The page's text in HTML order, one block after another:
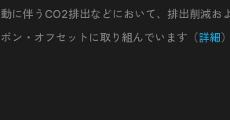
動に伴うCO2排出などにおいて、排出削減お
ボン・オフセットに取り組んでいます（詳細